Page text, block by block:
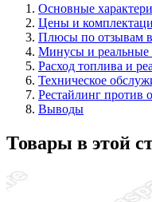
Основные
Цены и
Плюсы по отзывам
Минусы и реальные
Расход топлива и
Техническое
Рестайлинг против
Выводы
Товары в этой